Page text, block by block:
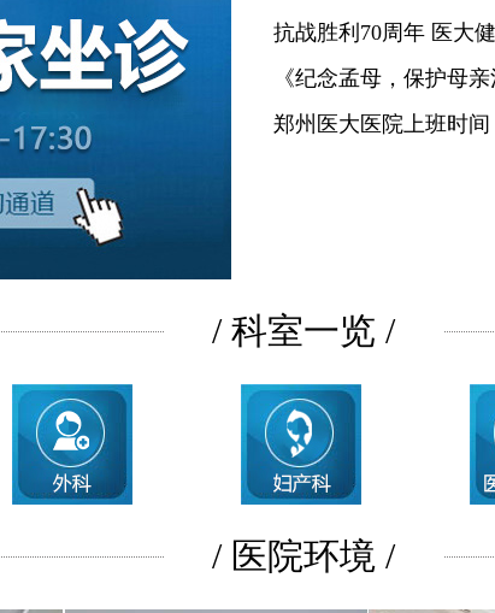
抗战胜利70周年 医大
《纪念孟母，保护母
郑州医大医院上班时间
/ 科室一览 /
/ 医院环境 /